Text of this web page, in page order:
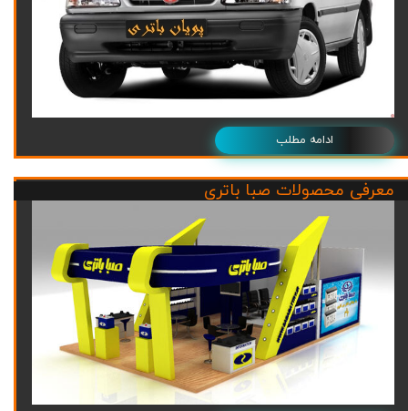
ادامه مطلب
معرفی محصولات صبا باتری